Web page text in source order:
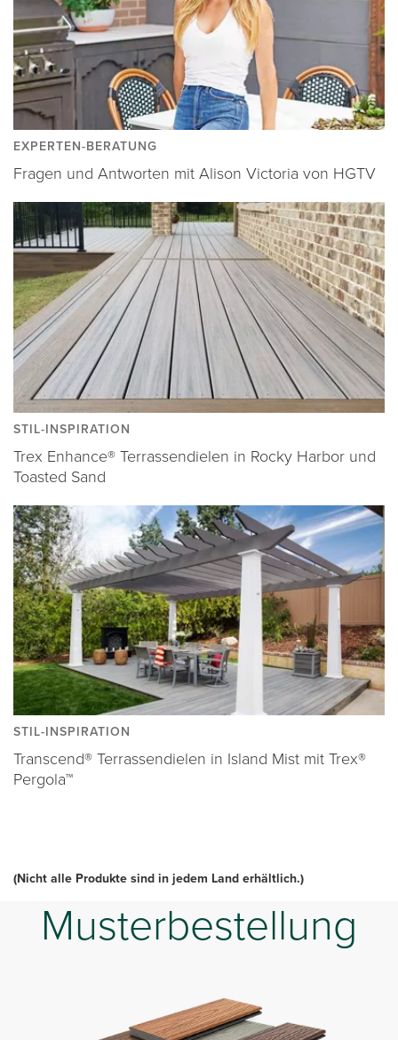
EXPERTEN-BERATUNG
Fragen und Antworten mit Alison Victoria von HGTV
STIL-INSPIRATION
Trex Enhance® Terrassendielen in Rocky Harbor und
Toasted Sand
STIL-INSPIRATION
Transcend® Terrassendielen in Island Mist mit Trex®
Pergola™
(Nicht alle Produkte sind in jedem Land erhältlich.)
Musterbestellung